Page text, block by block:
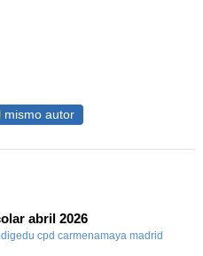
mismo autor
abril 2026
cpd carmenamaya madrid